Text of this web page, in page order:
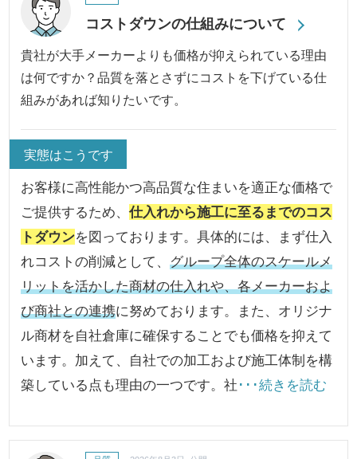
コストダウンの仕組みについて
貴社が大手メーカーよりも価格が抑えられている理由
は何ですか？品質を落とさずにコストを下げている仕
組みがあれば知りたいです。
実態はこうです
お客様に高性能かつ高品質な住まいを適正な価格で
ご提供するため、仕入れから施工に至るまでのコス
トダウンを図っております。具体的には、まず仕入
れコストの削減として、グループ全体のスケールメ
リットを活かした商材の仕入れや、各メーカーおよ
び商社との連携に努めております。また、オリジナ
ル商材を自社倉庫に確保することでも価格を抑えて
います。加えて、自社での加工および施工体制を構
築している点も理由の一つです。社 ･･･続きを読む